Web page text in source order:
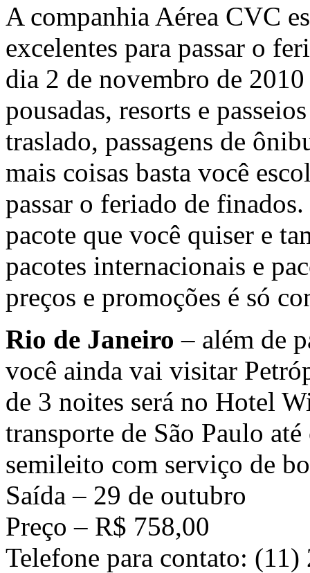
A companhia Aérea CVC
excelentes para passar o
dia 2 de novembro de
pousadas, resorts e
traslado, passagens de
mais coisas basta você
passar o feriado de
pacote que você quiser e
pacotes internacionais e
preços e promoções é só
Rio de Janeiro – além de
você ainda vai visitar
de 3 noites será no Hotel
transporte de São Paulo
semileito com serviço de
Saída – 29 de outubro
Preço – R$ 758,00
Telefone para contato: